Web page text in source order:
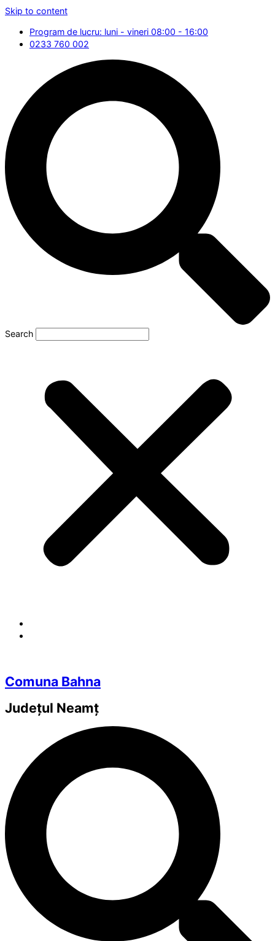
Skip to content
Program de lucru: luni - vineri 08:00 - 16:00
0233 760 002
Search
Comuna Bahna
Județul Neamț